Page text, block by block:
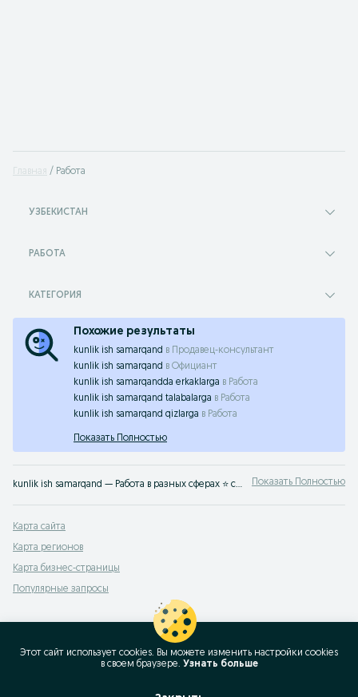
Главная Работа
УЗБЕКИСТАН
РАБОТА
КАТЕГОРИЯ
Похожие результаты
kunlik ish samarqand в
Продавец-консультант
kunlik ish samarqand в Официант
kunlik ish samarqandda erkaklarga в Работа
kunlik ish samarqand talabalarga в Работа
kunlik ish samarqand qizlarga в Работа
Показать Полностью
kunlik ish samarqand — Работа в разных сферах ⭐ свежие вакансии для специалистов и новичков ⚡ высокая оплата ✔️ прямые работодатели по всему Узбекистану на OLX.uz Показать Полностью
Карта сайта
Карта регионов
Карта бизнес-страницы
Популярные запросы
Этот сайт использует cookies. Вы можете изменить настройки cookies
в своeм браузере. Узнать больше